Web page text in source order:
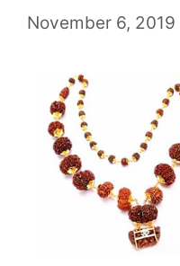
November 6, 2019